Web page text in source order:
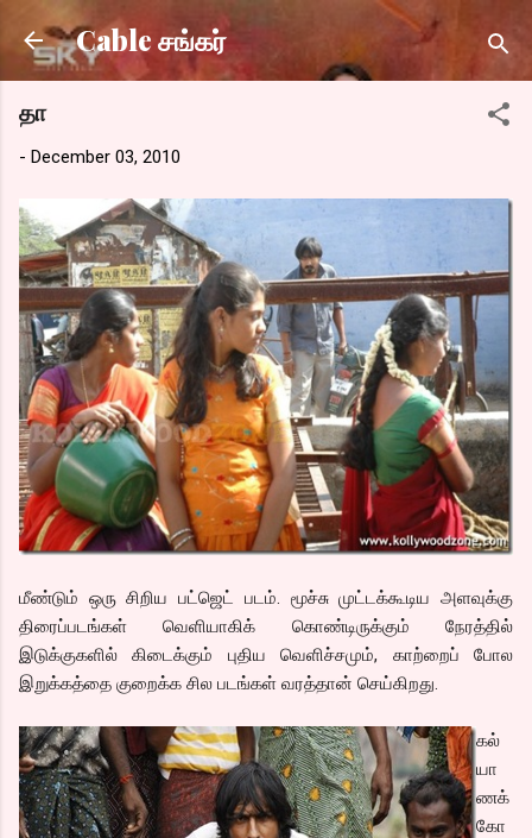
Skip to main content
Cable சங்கர்
தா
- December 03, 2010
மீண்டும் ஒரு சிறிய பட்ஜெட் படம். மூச்சு முட்டக்கூடிய அளவுக்கு
திரைப்படங்கள் வெளியாகிக் கொண்டிருக்கும் நேரத்தில்
இடுக்குகளில் கிடைக்கும் புதிய வெளிச்சமும், காற்றைப் போல
இறுக்கத்தை குறைக்க சில படங்கள் வரத்தான் செய்கிறது.
கல்
யா
ணக்
கோ